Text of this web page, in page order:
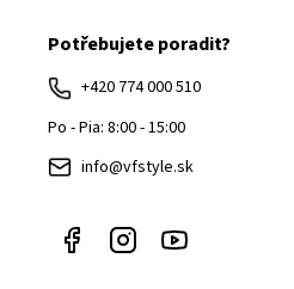
Potřebujete poradit?
+420 774 000 510
Po - Pia: 8:00 - 15:00
info@vfstyle.sk